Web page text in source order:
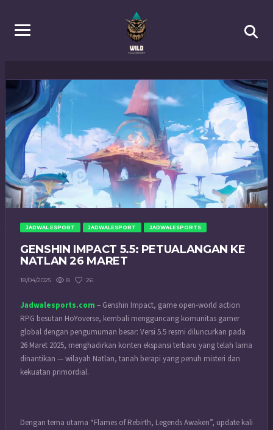
JADWAL ESPORT JADWALESPORT JADWALESPORTS
GENSHIN IMPACT 5.5: PETUALANGAN KE
NATLAN 26 MARET
18/04/2025 8 26
Jadwalesports.com – Genshin Impact, game open-world action
RPG besutan HoYoverse, kembali mengguncang komunitas gamer
global dengan pengumuman besar: Versi 5.5 resmi diluncurkan pada
26 Maret 2025, menghadirkan konten ekspansi terbaru yang telah lama
dinantikan — wilayah Natlan, tanah berapi yang penuh misteri dan
kekuatan primordial.
Dengan tema utama “Flames of Rebirth, Legends Awaken”, update kali